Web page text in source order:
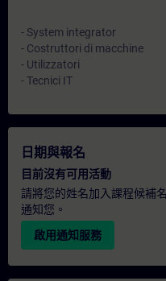
- System integrator
- Costruttori di macchine
- Utilizzatori
- Tecnici IT
日期與報名
目前沒有可用活動
請將您的姓名加入課程候補
通知您。
啟用通知服務